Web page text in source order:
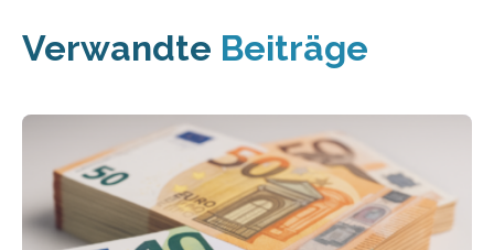
Verwandte Beiträge